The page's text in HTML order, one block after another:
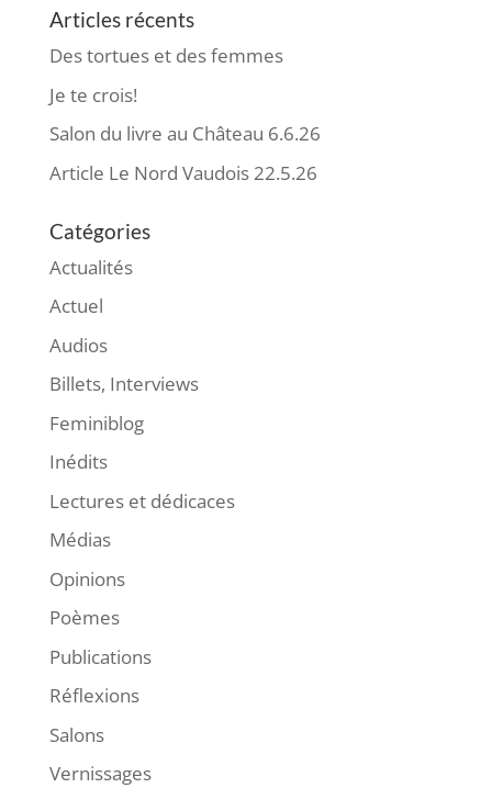
Articles récents
Des tortues et des femmes
Je te crois!
Salon du livre au Château 6.6.26
Article Le Nord Vaudois 22.5.26
Catégories
Actualités
Actuel
Audios
Billets, Interviews
Feminiblog
Inédits
Lectures et dédicaces
Médias
Opinions
Poèmes
Publications
Réflexions
Salons
Vernissages